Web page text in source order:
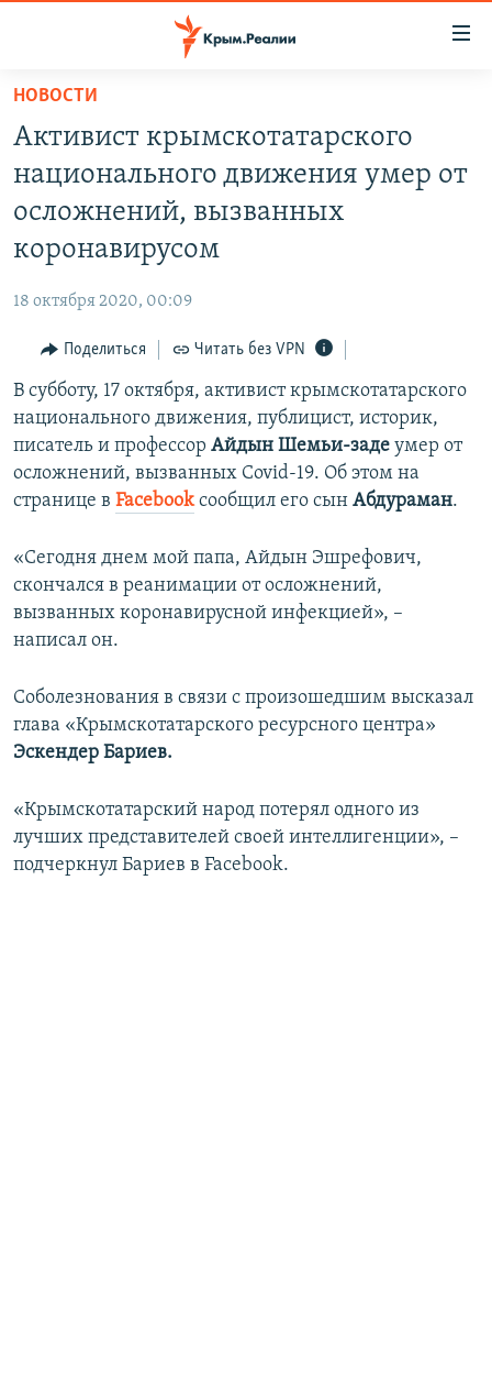
Вернуться
основному
содержанию
главной
Вернутся
поиску
ИНТЕРАКТИВ
ИНФОГРАФИКА
ТЕЛЕПРОЕКТ КРЫМ.РЕАЛИИ
СОВЕТЫ ПРАВОЗАЩИТНИКОВ
ПРОПАВШИЕ БЕЗ ВЕСТИ
ПОБЕДИТЕЛЕЙ НЕ СУДЯТ?
КРЫМ.НЕПОКОРЕННЫЙ
ELIFBE
УКРАИНСКАЯ ПРОБЛЕМА КРЫМА
РАДІО СВОБОДА
КАК ОБОЙТИ БЛОКИРОВКУ
Українською
Qırımtatar
ПРИСОЕДИНЯЙТЕСЬ!
НОВОСТИ
Активист крымскотатарского
национального движения умер от
осложнений, вызванных
коронавирусом
18 октября 2020, 00:09
Поделиться Читать без VPN
В субботу, 17 октября, активист крымскотатарского
национального движения, публицист, историк,
писатель и профессор Айдын Шемьи-заде умер от
осложнений, вызванных Covid-19. Об этом на
странице в Facebookсообщил его сын Абдураман.
«Сегодня днем мой папа, Айдын Эшрефович,
скончался в реанимации от осложнений,
вызванных коронавирусной инфекцией», –
написал он.
Соболезнования в связи с произошедшим высказал
глава «Крымскотатарского ресурсного центра»
Эскендер Бариев.
«Крымскотатарский народ потерял одного из
лучших представителей своей интеллигенции», –
подчеркнул Бариев в Facebook.